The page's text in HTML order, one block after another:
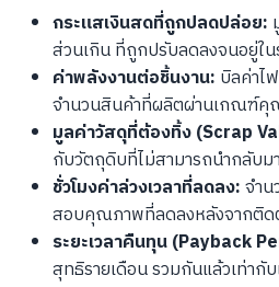
กระแสเงินสดที่ถูกปลดปล่อย:
ส่วนเกิน ที่ถูกปรับลดลงจนอยู่ใน
ค่าพลังงานต่อชิ้นงาน: บิลค่าไ
จำนวนสินค้าที่ผลิตผ่านเกณฑ์คุ
มูลค่าวัสดุที่ต้องทิ้ง (Scrap
กับวัตถุดิบที่ไม่สามารถนำกลับม
ชั่วโมงค่าล่วงเวลาที่ลดลง:จำน
สอบคุณภาพที่ลดลงหลังจากติด
ระยะเวลาคืนทุน (Payback
สุทธิรายเดือน รวมกันแล้วเท่ากั